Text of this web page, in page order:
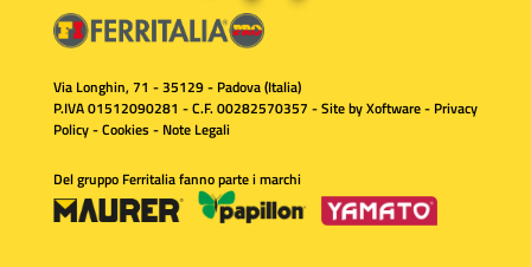
Via Longhin, 71 - 35129 - Padova (Italia)
P.IVA 01512090281 - C.F. 00282570357 - Site byXoftware- Privacy
Policy-Cookies- Note Legali
Del gruppo Ferritalia fanno parte i marchi